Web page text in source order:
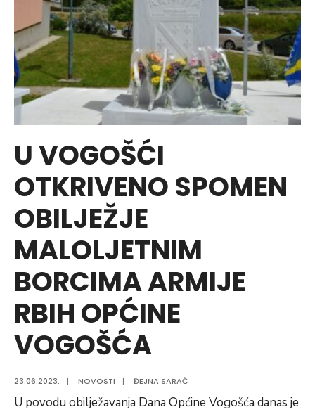
U VOGOŠĆI
OTKRIVENO SPOMEN
OBILJEŽJE
MALOLJETNIM
BORCIMA ARMIJE
RBIH OPĆINE
VOGOŠĆA
23.06.2023. | NOVOSTI | ĐEJNA SARAČ
U povodu obilježavanja Dana Općine Vogošća danas je